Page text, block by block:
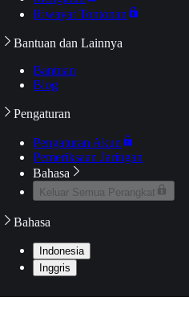
Riwayat Tontonan
Bantuan dan Lainnya
Bantuan
Blog
Pengaturan
Pengaturan Akun
Pemeriksaan Jaringan
Bahasa
Keluar Semua Perangkat
Bahasa
Indonesia
Inggris